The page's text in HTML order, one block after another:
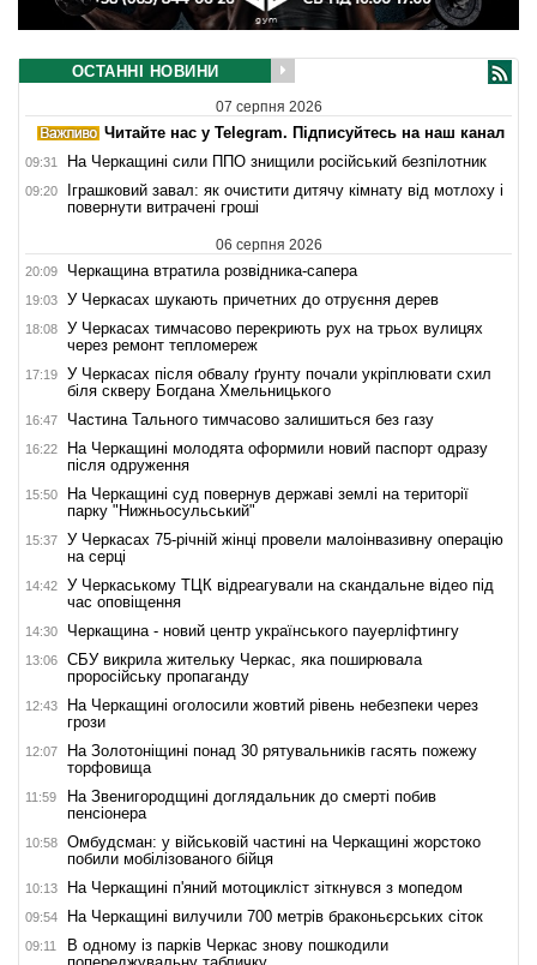
ОСТАННІ НОВИНИ
07 серпня 2026
Читайте нас у Telegram. Підписуйтесь на наш канал
09:31 На Черкащині сили ППО знищили російський безпілотник
09:20
Іграшковий завал: як очистити дитячу кімнату від мотлоху і
повернути витрачені гроші
06 серпня 2026
20:09 Черкащина втратила розвідника-сапера
19:03 У Черкасах шукають причетних до отруєння дерев
18:08
У Черкасах тимчасово перекриють рух на трьох вулицях
через ремонт тепломереж
17:19
У Черкасах після обвалу ґрунту почали укріплювати схил
біля скверу Богдана Хмельницького
16:47 Частина Тального тимчасово залишиться без газу
16:22
На Черкащині молодята оформили новий паспорт одразу
після одруження
15:50
На Черкащині суд повернув державі землі на території
парку "Нижньосульський"
15:37
У Черкасах 75-річній жінці провели малоінвазивну операцію
на серці
14:42
У Черкаському ТЦК відреагували на скандальне відео під
час оповіщення
14:30 Черкащина - новий центр українського пауерліфтингу
13:06
СБУ викрила жительку Черкас, яка поширювала
проросійську пропаганду
12:43
На Черкащині оголосили жовтий рівень небезпеки через
грози
12:07
На Золотоніщині понад 30 рятувальників гасять пожежу
торфовища
11:59
На Звенигородщині доглядальник до смерті побив
пенсіонера
10:58
Омбудсман: у військовій частині на Черкащині жорстоко
побили мобілізованого бійця
10:13 На Черкащині п'яний мотоцикліст зіткнувся з мопедом
09:54 На Черкащині вилучили 700 метрів браконьєрських сіток
09:11
В одному із парків Черкас знову пошкодили
попереджувальну табличку